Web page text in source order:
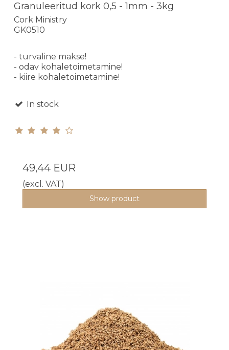
Granuleeritud kork 0,5 - 1mm - 3kg
Cork Ministry
GK0510
- turvaline makse!
- odav kohaletoimetamine!
- kiire kohaletoimetamine!
In stock
49,44 EUR
(excl. VAT)
Show product